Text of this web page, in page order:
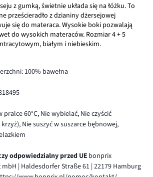
z gumką, świetnie układa się na łóżku. To
prześcieradło z dzianiny dżersejowej
się do materaca. Wysokie boki pozwalają
do wysokich materaców. Rozmiar 4 + 5
białym i niebieskim.
100% bawełna
pralce 60°C, Nie wybielać, Nie czyścić
Nie suszyć w suszarce bębnowej,
odpowiedzialny przed UE bonprix
| Haldesdorfer Straße 61 | 22179 Hamburg